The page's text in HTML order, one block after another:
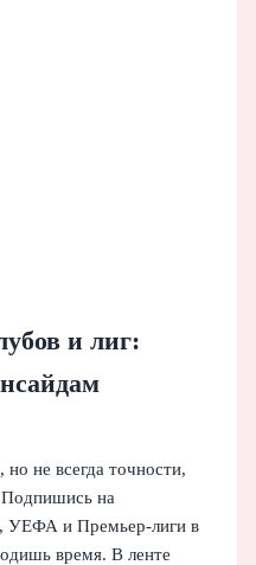
и лиг:
не всегда точности,
на
УЕФА и Премьер‑лиги в
время. В ленте